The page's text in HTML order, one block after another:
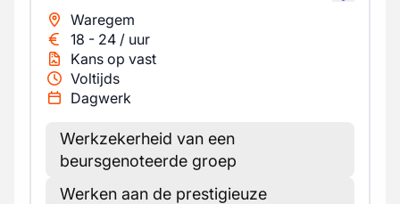
Waregem
18 - 24 / uur
Kans op vast
Voltijds
Dagwerk
Werkzekerheid van een
beursgenoteerde groep
Werken aan de prestigieuze